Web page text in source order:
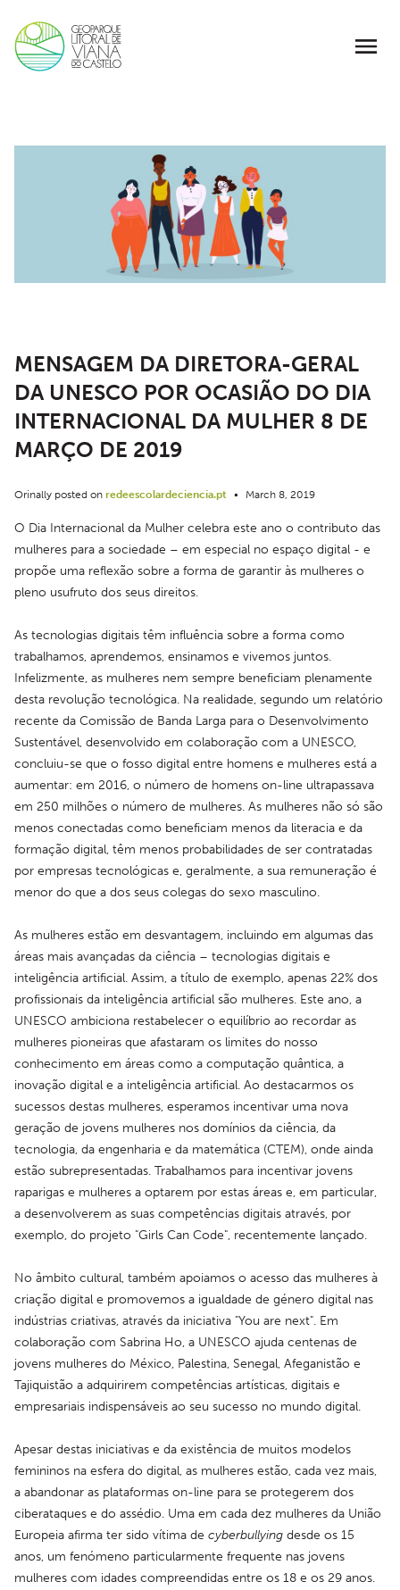
MENSAGEM DA DIRETORA-GERAL
DA UNESCO POR OCASIÃO DO DIA
INTERNACIONAL DA MULHER 8 DE
MARÇO DE 2019
Orinally posted on redeescolardeciencia.pt • March 8, 2019
O Dia Internacional da Mulher celebra este ano o contributo das
mulheres para a sociedade – em especial no espaço digital - e
propõe uma reflexão sobre a forma de garantir às mulheres o
pleno usufruto dos seus direitos.
As tecnologias digitais têm influência sobre a forma como
trabalhamos, aprendemos, ensinamos e vivemos juntos.
Infelizmente, as mulheres nem sempre beneficiam plenamente
desta revolução tecnológica. Na realidade, segundo um relatório
recente da Comissão de Banda Larga para o Desenvolvimento
Sustentável, desenvolvido em colaboração com a UNESCO,
concluiu-se que o fosso digital entre homens e mulheres está a
aumentar: em 2016, o número de homens on-line ultrapassava
em 250 milhões o número de mulheres. As mulheres não só são
menos conectadas como beneficiam menos da literacia e da
formação digital, têm menos probabilidades de ser contratadas
por empresas tecnológicas e, geralmente, a sua remuneração é
menor do que a dos seus colegas do sexo masculino.
As mulheres estão em desvantagem, incluindo em algumas das
áreas mais avançadas da ciência – tecnologias digitais e
inteligência artificial. Assim, a título de exemplo, apenas 22% dos
profissionais da inteligência artificial são mulheres. Este ano, a
UNESCO ambiciona restabelecer o equilíbrio ao recordar as
mulheres pioneiras que afastaram os limites do nosso
conhecimento em áreas como a computação quântica, a
inovação digital e a inteligência artificial. Ao destacarmos os
sucessos destas mulheres, esperamos incentivar uma nova
geração de jovens mulheres nos domínios da ciência, da
tecnologia, da engenharia e da matemática (CTEM), onde ainda
estão subrepresentadas. Trabalhamos para incentivar jovens
raparigas e mulheres a optarem por estas áreas e, em particular,
a desenvolverem as suas competências digitais através, por
exemplo, do projeto "Girls Can Code", recentemente lançado.
No âmbito cultural, também apoiamos o acesso das mulheres à
criação digital e promovemos a igualdade de género digital nas
indústrias criativas, através da iniciativa "You are next". Em
colaboração com Sabrina Ho, a UNESCO ajuda centenas de
jovens mulheres do México, Palestina, Senegal, Afeganistão e
Tajiquistão a adquirirem competências artísticas, digitais e
empresariais indispensáveis ao seu sucesso no mundo digital.
Apesar destas iniciativas e da existência de muitos modelos
femininos na esfera do digital, as mulheres estão, cada vez mais,
a abandonar as plataformas on-line para se protegerem dos
ciberataques e do assédio. Uma em cada dez mulheres da União
Europeia afirma ter sido vítima de cyberbullying desde os 15
anos, um fenómeno particularmente frequente nas jovens
mulheres com idades compreendidas entre os 18 e os 29 anos.